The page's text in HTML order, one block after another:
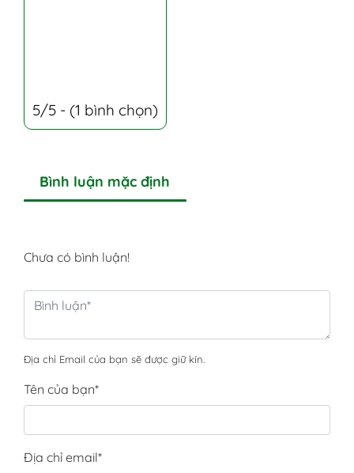
5/5 - (1 bình chọn)
Bình luận mặc định
Chưa có bình luận!
Địa chỉ Email của bạn sẽ được giữ kín.
Tên của bạn*
Địa chỉ email*